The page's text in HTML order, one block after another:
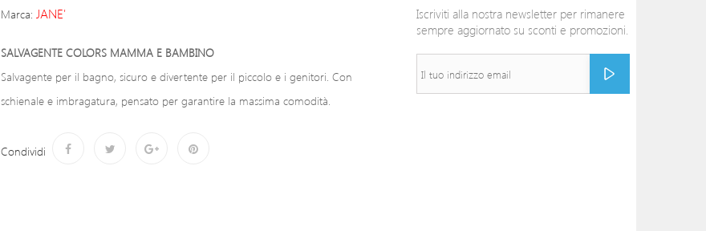
Marca: JANE'
SALVAGENTE COLORS MAMMA E BAMBINO
Salvagente per il bagno, sicuro e divertente per il piccolo e i genitori. Con
schienale e imbragatura, pensato per garantire la massima comodità.
Condividi
Iscriviti alla nostra newsletter per rimanere
sempre aggiornato su sconti e promozioni.